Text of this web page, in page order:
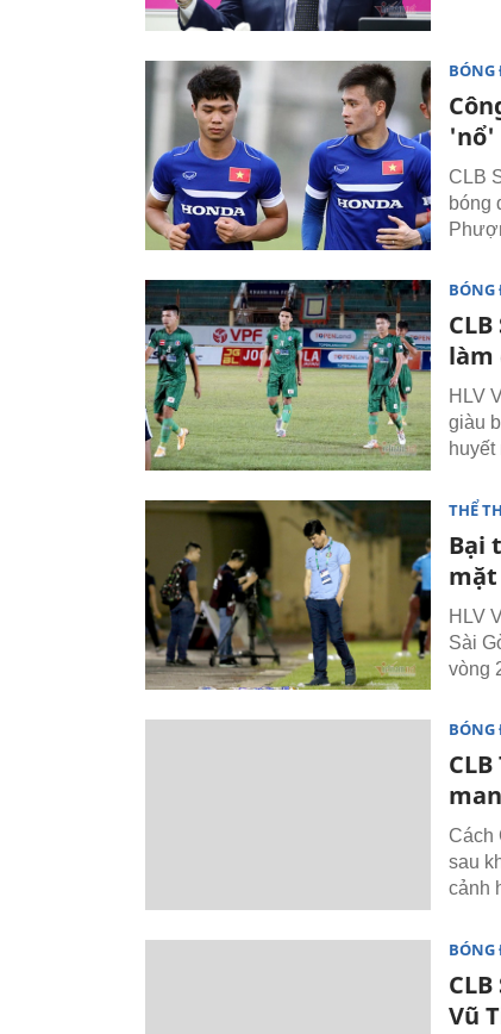
BÓNG
'nổ'
CLB
bóng
BÓNG
làm
HLV
giàu
THỂ
Bại
mặt
HLV
Sài
vòng
BÓNG
Cách
sau
cảnh
BÓNG
Vũ